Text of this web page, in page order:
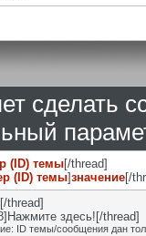
сделать
(ID) темы[/thread]
(ID) темы]значение[/
thread]
здесь![/thread]
ID темы/сообщения дан